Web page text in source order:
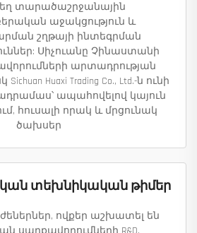
տարածաշրջանային
աջակցություն և
շղթայի ինտեգրման
Սիչուանը Չինաստանի
արտադրության
Huaxi Trading Co., Ltd.-ն ունի
ապահովելով կայուն
հուսալի որակ և մրցունակ
ծախսեր
տեխնիկական թիմեր
ովքեր աշխատել են